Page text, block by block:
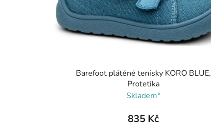
Barefoot plátěné tenisky KORO BLUE,
Protetika
Skladem*
835 Kč